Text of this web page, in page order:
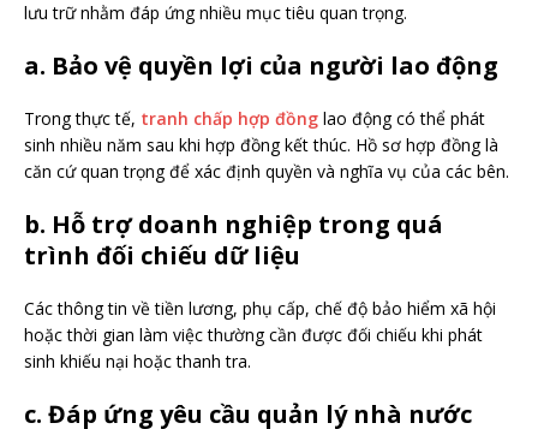
lưu trữ nhằm đáp ứng nhiều mục tiêu quan trọng.
a. Bảo vệ quyền lợi của người lao động
Trong thực tế, tranh chấp hợp đồng lao động có thể phát
sinh nhiều năm sau khi hợp đồng kết thúc. Hồ sơ hợp đồng là
căn cứ quan trọng để xác định quyền và nghĩa vụ của các bên.
b. Hỗ trợ doanh nghiệp trong quá
trình đối chiếu dữ liệu
Các thông tin về tiền lương, phụ cấp, chế độ bảo hiểm xã hội
hoặc thời gian làm việc thường cần được đối chiếu khi phát
sinh khiếu nại hoặc thanh tra.
c. Đáp ứng yêu cầu quản lý nhà nước